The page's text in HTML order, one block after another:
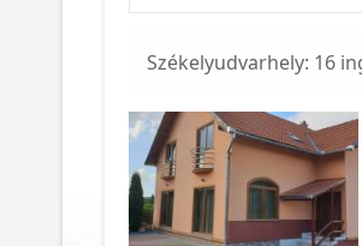
Székelyudvarhely: 16